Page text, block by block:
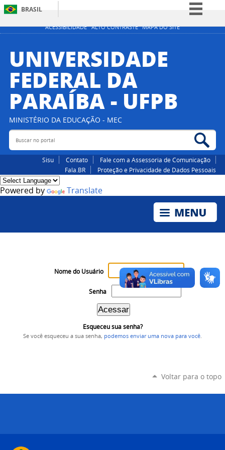
ACESSIBILIDADE ALTO CONTRASTE MAPA DO SITE
BRASIL
Simplifique!
Participe
Acesso à informação
Canais
UNIVERSIDADE
FEDERAL DA
PARAÍBA - UFPB
MINISTÉRIO DA EDUCAÇÃO - MEC
Buscar no portal
Sisu Contato
Fale com a Assessoria de Comunicação
Fala.BR
Proteção e Privacidade de Dados Pessoais
Powered by Translate
Nome do Usuário
Senha
Esqueceu sua senha?
Se você esqueceu a sua senha, podemos enviar uma nova para você
Voltar para o topo